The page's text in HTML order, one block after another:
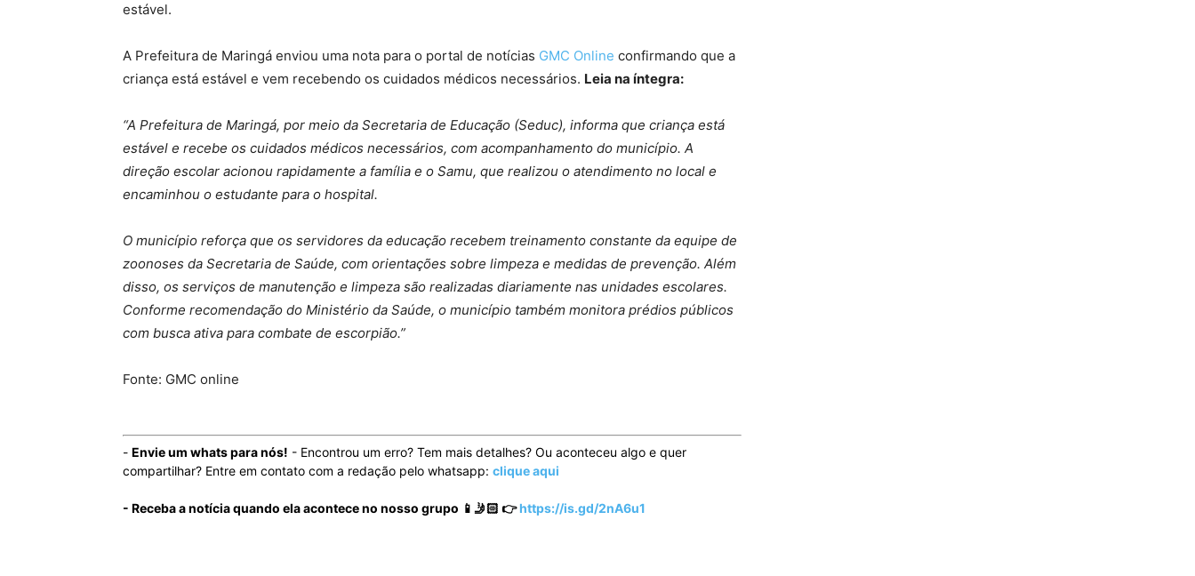
estável.
A Prefeitura de Maringá enviou uma nota para o portal de notícias GMC Online confirmando que a
criança está estável e vem recebendo os cuidados médicos necessários. Leia na íntegra:
“A Prefeitura de Maringá, por meio da Secretaria de Educação (Seduc), informa que criança está
estável e recebe os cuidados médicos necessários, com acompanhamento do município. A
direção escolar acionou rapidamente a família e o Samu, que realizou o atendimento no local e
encaminhou o estudante para o hospital.
O município reforça que os servidores da educação recebem treinamento constante da equipe de
zoonoses da Secretaria de Saúde, com orientações sobre limpeza e medidas de prevenção. Além
disso, os serviços de manutenção e limpeza são realizadas diariamente nas unidades escolares.
Conforme recomendação do Ministério da Saúde, o município também monitora prédios públicos
com busca ativa para combate de escorpião.”
Fonte: GMC online
- Envie um whats para nós! - Encontrou um erro? Tem mais detalhes? Ou aconteceu algo e quer
compartilhar? Entre em contato com a redação pelo whatsapp: clique aqui
- Receba a notícia quando ela acontece no nosso grupo 📱🤳🏻 👉https://is.gd/2nA6u1